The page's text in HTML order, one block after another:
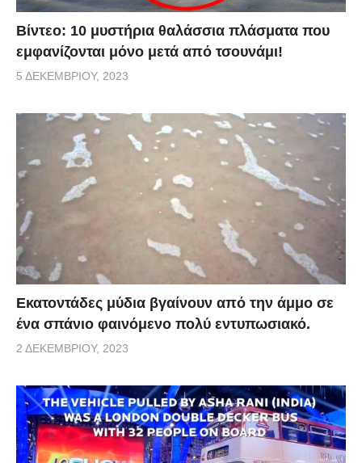
Βίντεο: 10 μυστήρια θαλάσσια πλάσματα που
εμφανίζονται μόνο μετά από τσουνάμι!
5 ΔΕΚΕΜΒΡΊΟΥ, 2023
Εκατοντάδες μύδια βγαίνουν από την άμμο σε
ένα σπάνιο φαινόμενο πολύ εντυπωσιακό.
2 ΔΕΚΕΜΒΡΊΟΥ, 2023